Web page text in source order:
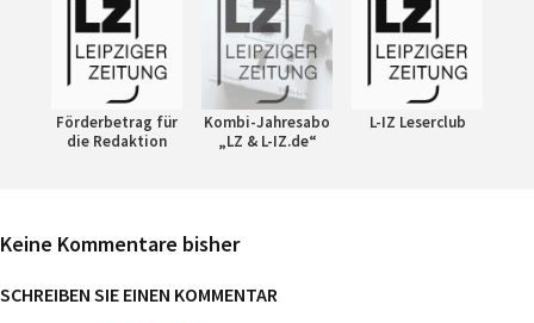
Förderbetrag für
die Redaktion
Kombi-Jahresabo
„LZ & L-IZ.de“
L-IZ Leserclub
Keine Kommentare bisher
SCHREIBEN SIE EINEN KOMMENTAR